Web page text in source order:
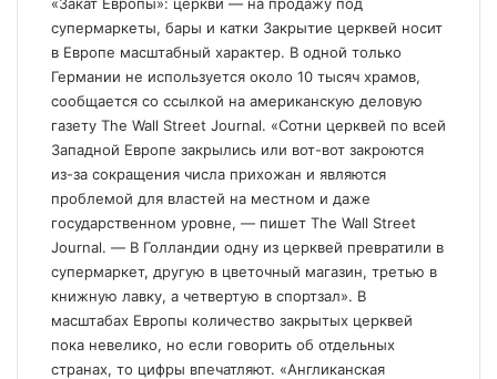
супермаркеты, бары и катки Закрытие церквей носит
в Европе масштабный характер. В одной только
Германии не используется около 10 тысяч храмов,
сообщается со ссылкой на американскую деловую
газету The Wall Street Journal. «Сотни церквей по всей
Западной Европе закрылись или вот-вот закроются
из-за сокращения числа прихожан и являются
проблемой для властей на местном и даже
государственном уровне, — пишет The Wall Street
Journal. — В Голландии одну из церквей превратили в
супермаркет, другую в цветочный магазин, третью в
книжную лавку, а четвертую в спортзал». В
масштабах Европы количество закрытых церквей
пока невелико, но если говорить об отдельных
странах, то цифры впечатляют. «Англиканская